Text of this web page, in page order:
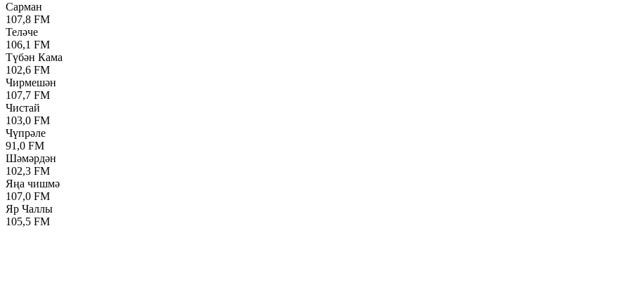
Сарман
107,8 FM
Теләче
106,1 FM
Түбән Кама
102,6 FM
Чирмешән
107,7 FM
Чистай
103,0 FM
Чүпрәле
91,0 FM
Шәмәрдән
102,3 FM
Яңа чишмә
107,0 FM
Яр Чаллы
105,5 FM